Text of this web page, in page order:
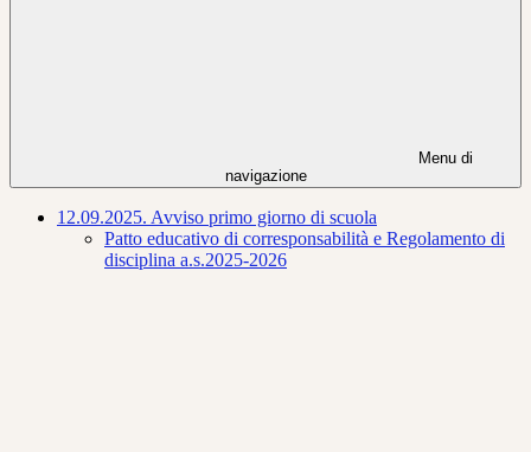
Menu di
navigazione
12.09.2025. Avviso primo giorno di scuola
Patto educativo di corresponsabilità e Regolamento di
disciplina a.s.2025-2026